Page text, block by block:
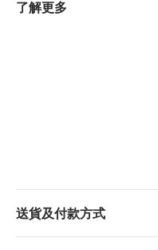
了解更多
送貨及付款方式